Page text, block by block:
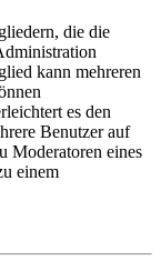
die die
kann mehreren
es den
Benutzer auf
Moderatoren eines
einem